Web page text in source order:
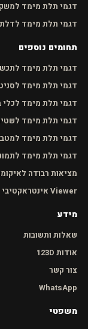
דגמי תלת מימד
דגמי תלת מימד
תחומים נוספים
דגמי תלת מימד
דגמי תלת מימד
דגמי תלת מימד לכלי
דגמי תלת מימד
דגמי תלת מימד
דגמי תלת מימד
מציאות רבודה
Viewer אינטראקטיבי למוצרים
מידע
שאלות ותשובות
אודות 123D
צור קשר
WhatsApp
משפטי